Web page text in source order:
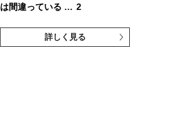
は間違っている … 2
詳しく見る